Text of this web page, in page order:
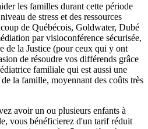
les familles durant cette période
de stress et des ressources
de Québécois, Goldwater, Dubé
par visioconférence sécurisée,
de la Justice (pour ceux qui y ont
de résoudre vos différends grâce
familiale qui est aussi une
la famille, moyennant des coûts très
avoir un ou plusieurs enfants à
vous bénéficierez d'un tarif réduit